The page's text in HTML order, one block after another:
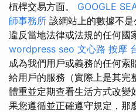
槓桿交易方面。 GOOGLE
師事務所 該網站上的數據不
違反當地法律或法規的任何國
wordpress seo 文心路 按摩
成為我們用戶或義務的任何索
給用戶的服務（實際上是其完
體重並定期查看生活方式改變
果您遵循並正確遵守規定，那